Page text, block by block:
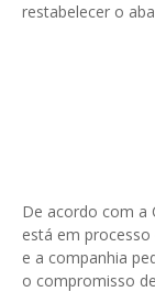
restabelecer o
De acordo com a
está em
e a companhia
o compromisso de